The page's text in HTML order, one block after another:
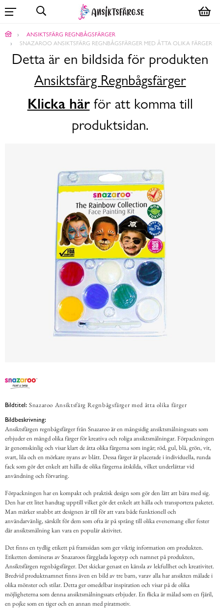
ANSIKTSFÄRG REGNBÅGSFÄRGER
SNAZAROO ANSIKTSFÄRG REGNBÅGSFÄRGER MED ÅTTA OLIKA FÄRGER
Detta är en bildsida för produkten
Ansiktsfärg Regnbågsfärger
Klicka härför att komma till
produktsidan.
Bildtitel: Snazaroo Ansiktsfärg Regnbågsfärger med åtta olika färger
Bildbeskrivning:
Ansiktsfärgen regnbågsfärger från Snazaroo är en mångsidig ansiktsmålningssats som
erbjuder en mängd olika färger för kreativa och roliga ansiktsmålningar. Förpackningen
är genomskinlig och visar klart de åtta olika färgerna som ingår; röd, gul, blå, grön, vit,
svart, lila och en mörkare nyans av blått. Dessa färger är placerade i individuella, runda
fack som gör det enkelt att hålla de olika färgerna åtskilda, vilket underlättar vid
användning och förvaring.
Förpackningen har en kompakt och praktisk design som gör den lätt att bära med sig.
Den har ett litet handtag upptill vilket gör det enkelt att hålla och transportera paketet.
Man märker snabbt att designen är till för att vara både funktionell och
användarvänlig, särskilt för dem som ofta är på språng till olika evenemang eller fester
där ansiktsmålning kan vara en populär aktivitet.
Det finns en tydlig etikett på framsidan som ger viktig information om produkten.
Etiketten domineras av Snazaroos färgglada logotyp och namnet på produkten,
Ansiktsfärgen regnbågsfärger. Det skickar genast en känsla av lekfullhet och kreativitet.
Bredvid produktnamnet finns även en bild av tre barn, varav alla har ansikten målade i
olika mönster och stilar. Detta ger omedelbar inspiration och visar på de olika
möjligheterna som denna ansiktsmålningssats erbjuder. En flicka är målad som en fjäril,
en pojke som en tiger och en annan med piratmotiv.